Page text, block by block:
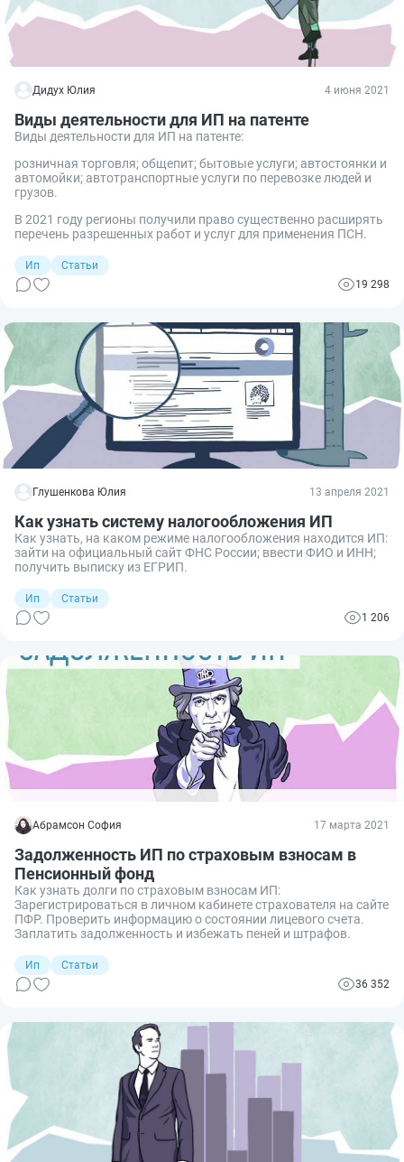
Дидух Юлия 4 июня 2021
Виды деятельности для ИП на патенте
Виды деятельности для ИП на патенте:
розничная торговля; общепит; бытовые услуги; автостоянки и
автомойки; автотранспортные услуги по перевозке людей и
грузов.
В 2021 году регионы получили право существенно расширять
перечень разрешенных работ и услуг для применения ПСН.
Ип
Статьи
19 298
Глушенкова Юлия 13 апреля 2021
Как узнать систему налогообложения ИП
Как узнать, на каком режиме налогообложения находится ИП:
зайти на официальный сайт ФНС России; ввести ФИО и ИНН;
получить выписку из ЕГРИП.
Ип
Статьи
1 206
Абрамсон София 17 марта 2021
Задолженность ИП по страховым взносам в
Пенсионный фонд
Как узнать долги по страховым взносам ИП:
Зарегистрироваться в личном кабинете страхователя на сайте
ПФР. Проверить информацию о состоянии лицевого счета.
Заплатить задолженность и избежать пеней и штрафов.
Ип
Статьи
36 352